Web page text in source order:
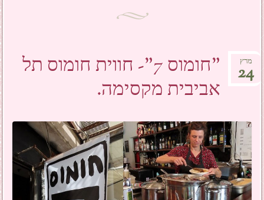
"חומוס 7"- חווית חומוס תל
אביבית מקסימה.
מרץ
24